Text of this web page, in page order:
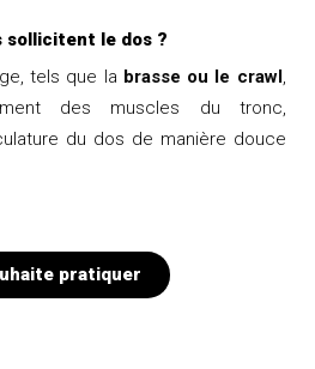
sollicitent le dos ?
tels que la brasse ou le crawl,
des muscles du tronc,
du dos de manière douce
pratiquer